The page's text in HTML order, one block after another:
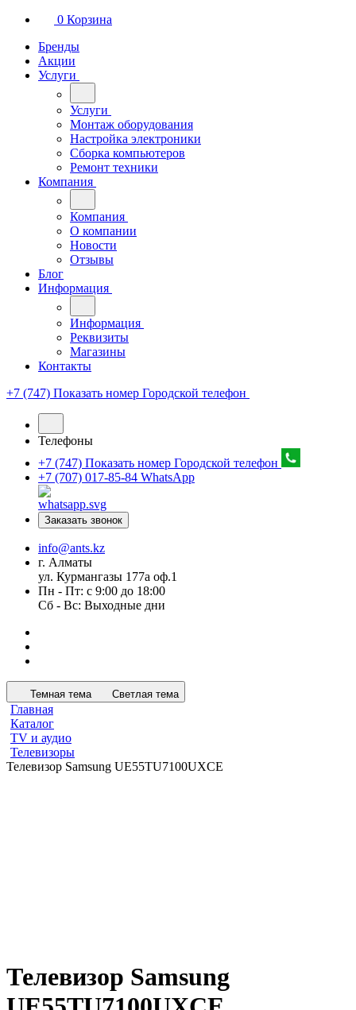
0 Корзина
Бренды
Акции
Услуги
Услуги
Монтаж оборудования
Настройка электроники
Сборка компьютеров
Ремонт техники
Компания
Компания
О компании
Новости
Отзывы
Блог
Информация
Информация
Реквизиты
Магазины
Контакты
+7 (747) Показать номер Городской телефон
Телефоны
+7 (747) Показать номер Городской телефон
+7 (707) 017-85-84 WhatsApp
Заказать звонок
info@ants.kz
г. Алматы
ул. Курмангазы 177а оф.1
Пн - Пт: с 9:00 до 18:00
Сб - Вс: Выходные дни
Темная тема Светлая тема
Главная
Каталог
TV и аудио
Телевизоры
Телевизор Samsung UE55TU7100UXCE
Телевизор Samsung